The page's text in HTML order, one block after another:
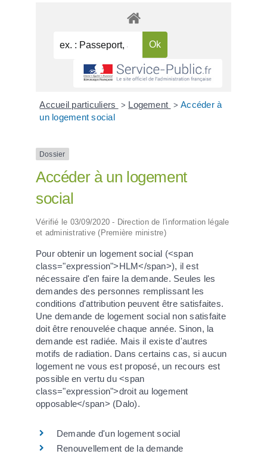
Accueil particuliers > Logement > Accéder à
un logement social
Dossier
Accéder à un logement
social
Vérifié le 03/09/2020 - Direction de l'information légale
et administrative (Première ministre)
Pour obtenir un logement social (<span
class="expression">HLM</span>), il est
nécessaire d'en faire la demande. Seules les
demandes des personnes remplissant les
conditions d'attribution peuvent être satisfaites.
Une demande de logement social non satisfaite
doit être renouvelée chaque année. Sinon, la
demande est radiée. Mais il existe d'autres
motifs de radiation. Dans certains cas, si aucun
logement ne vous est proposé, un recours est
possible en vertu du <span
class="expression">droit au logement
opposable</span> (Dalo).
Demande d'un logement social
Renouvellement de la demande